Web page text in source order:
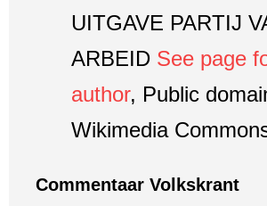
UITGAVE PARTIJ
ARBEID See page
author, Public
Wikimedia
Commentaar Volkskrant